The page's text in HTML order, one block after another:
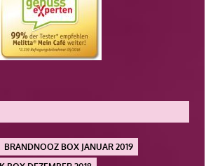
BRANDNOOZ BOX JANUAR 2019